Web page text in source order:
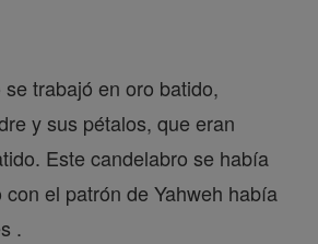
trabajó en oro batido,
y sus pétalos, que eran
Este candelabro se había
el patrón de Yahweh había
.